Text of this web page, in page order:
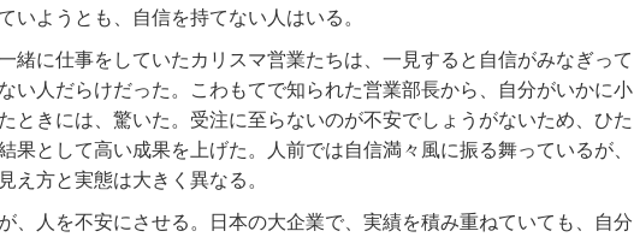
いようとも、自信を持てない人はいる。
緒に仕事をしていたカリスマ営業たちは、一見すると自信がみなぎって
い人だらけだった。こわもてで知られた営業部長から、自分がいかに小
ときには、驚いた。受注に至らないのが不安でしょうがないため、ひた
果として高い成果を上げた。人前では自信満々風に振る舞っているが、
え方と実態は大きく異なる。
、人を不安にさせる。日本の大企業で、実績を積み重ねていても、自分